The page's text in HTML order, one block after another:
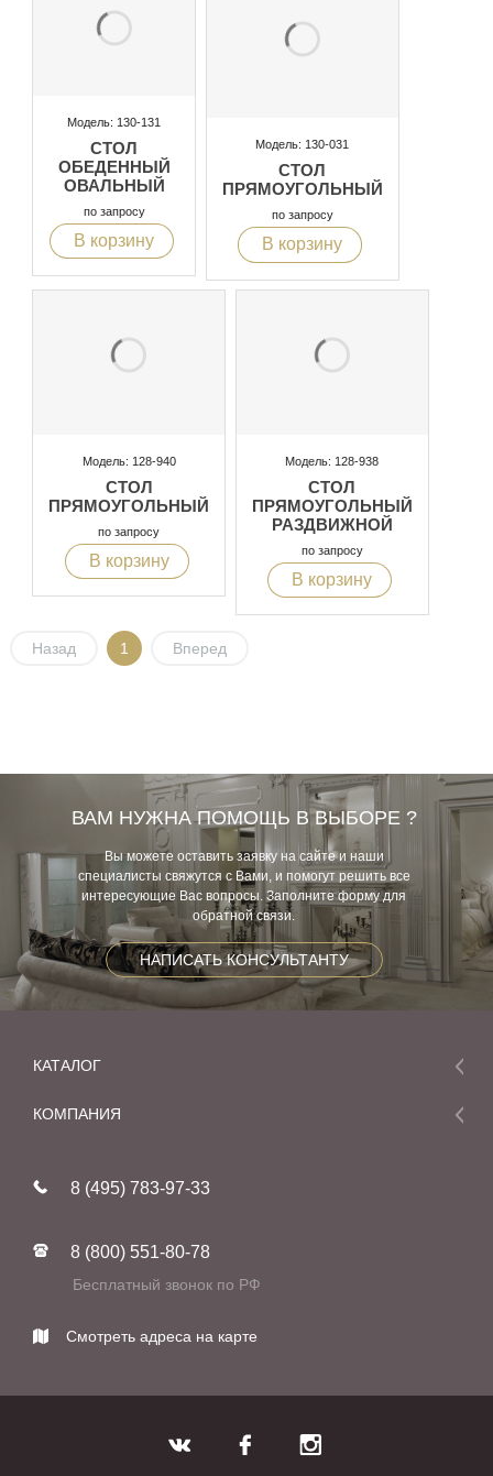
Модель: 130-131
СТОЛ
ОБЕДЕННЫЙ
ОВАЛЬНЫЙ
по запросу
В корзину
Модель: 130-031
СТОЛ
ПРЯМОУГОЛЬНЫЙ
по запросу
В корзину
Модель: 128-940
СТОЛ
ПРЯМОУГОЛЬНЫЙ
по запросу
В корзину
Модель: 128-938
СТОЛ
ПРЯМОУГОЛЬНЫЙ
РАЗДВИЖНОЙ
по запросу
В корзину
Назад 1 Вперед
ВАМ НУЖНА ПОМОЩЬ В ВЫБОРЕ ?
Вы можете оставить заявку на сайте и наши
специалисты свяжутся с Вами, и помогут решить все
интересующие Вас вопросы. Заполните форму для
обратной связи.
НАПИСАТЬ КОНСУЛЬТАНТУ
КАТАЛОГ
Мебель
Фабрики
КОМПАНИЯ
Реставрация
Контакты
8 (495) 783-97-33
8 (800) 551-80-78
Бесплатный звонок по РФ
Смотреть адреса на карте